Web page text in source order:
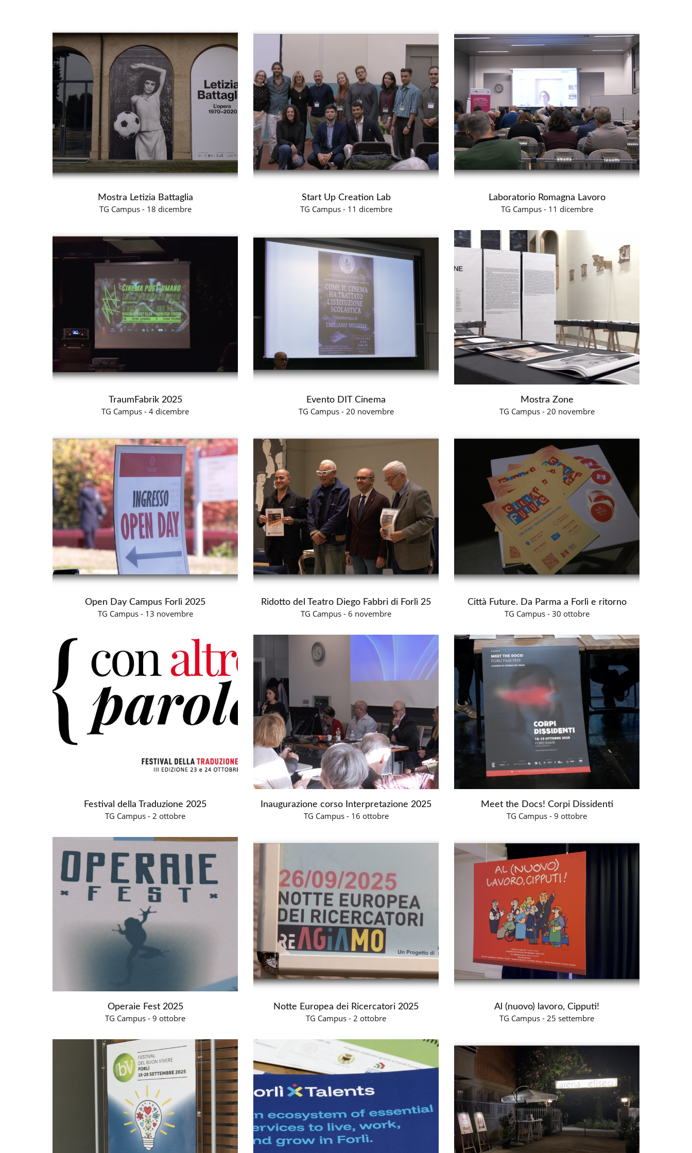
Mostra Letizia Battaglia
TG Campus - 18 dicembre
Start Up Creation Lab
TG Campus - 11 dicembre
Laboratorio Romagna Lavoro
TG Campus - 11 dicembre
TraumFabrik 2025
TG Campus - 4 dicembre
Evento DIT Cinema
TG Campus - 20 novembre
Mostra Zone
TG Campus - 20 novembre
Open Day Campus Forlì 2025
TG Campus - 13 novembre
Ridotto del Teatro Diego Fabbri di Forlì 25
TG Campus - 6 novembre
Città Future. Da Parma a Forlì e ritorno
TG Campus - 30 ottobre
Festival della Traduzione 2025
TG Campus - 2 ottobre
Inaugurazione corso Interpretazione 2025
TG Campus - 16 ottobre
Meet the Docs! Corpi Dissidenti
TG Campus - 9 ottobre
Operaie Fest 2025
TG Campus - 9 ottobre
Notte Europea dei Ricercatori 2025
TG Campus - 2 ottobre
Al (nuovo) lavoro, Cipputi!
TG Campus - 25 settembre